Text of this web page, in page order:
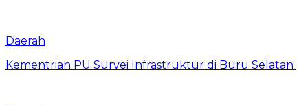
Daerah
Kementrian PU Survei Infrastruktur di Buru Selatan